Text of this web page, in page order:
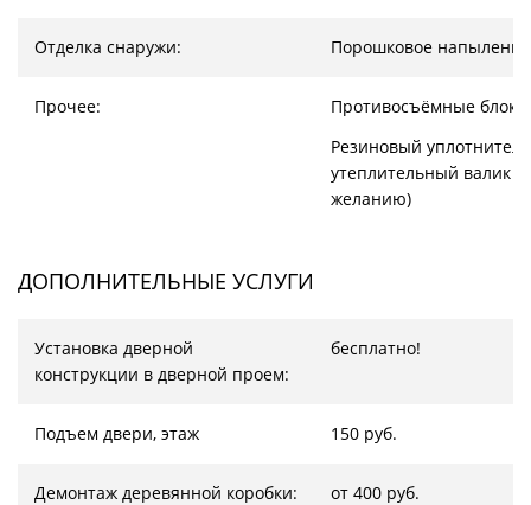
Отделка снаружи: Порошковое напыление
Прочее:
Противосъёмные
Резиновый
утеплительный валик
желанию)
ДОПОЛНИТЕЛЬНЫЕ УСЛУГИ
Установка дверной
конструкции в дверной проем:
бесплатно!
Подъем двери, этаж 150 руб.
Демонтаж деревянной коробки: от 400 руб.